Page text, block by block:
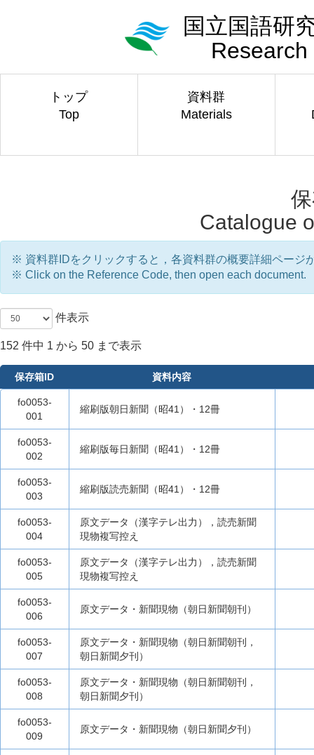
国立国語研
トップ
Top
資料群
Materials
Catalogue
※ 資料群IDをクリックすると，各資料群の概要詳細ページ
※ Click on the Reference Code, then open each document.
件表示
152 件中 1 から 50 まで表示
保存箱ID 資料内容
fo0053-
001
縮刷版朝日新聞（昭41）・12冊
fo0053-
002
縮刷版毎日新聞（昭41）・12冊
fo0053-
003
縮刷版読売新聞（昭41）・12冊
fo0053-
004
原文データ（漢字テレ出力），読売新聞
現物複写控え
fo0053-
005
原文データ（漢字テレ出力），読売新聞
現物複写控え
fo0053-
006
原文データ・新聞現物（朝日新聞朝刊）
fo0053-
007
原文データ・新聞現物（朝日新聞朝刊，
朝日新聞夕刊）
fo0053-
008
原文データ・新聞現物（朝日新聞朝刊，
朝日新聞夕刊）
fo0053-
009
原文データ・新聞現物（朝日新聞夕刊）